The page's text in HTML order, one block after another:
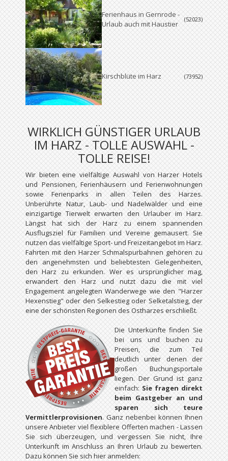
Ferienhaus in Gernrode -
Urlaub auch mit Haustier
(52023)
Kirschblüte im Harz (73952)
WIRKLICH GÜNSTIGER URLAUB
IM HARZ - TOLLE AUSWAHL -
TOLLE REISE!
Wir bieten eine vielfältige Auswahl von Harzer Hotels
und Pensionen, Ferienhäusern und Ferienwohnungen
sowie Ferienparks in allen Teilen des Harzes.
Unberührte Natur, Laub- und Nadelwälder und eine
einzigartige Tierwelt erwarten den Urlauber im Harz.
Längst hat sich der Harz zu einem spannenden
Ausflugsziel für Familien und Vereine gemausert. Sie
nutzen das vielfältige Sport- und Freizeitangebot im Harz.
Fahrten mit den Harzer Schmalspurbahnen gehören zu
den angenehmsten und beliebtesten Gelegenheiten,
den Harz zu erkunden. Wer es ursprünglicher mag,
erwandert den Harz und nutzt dazu die mit viel
Engagement angelegten Wanderwege wie den "Harzer
Hexenstieg" oder den Selkestieg oder Selketalstieg, der
eine der schönsten Regionen des Ostharzes erschließt.
Die Unterkünfte finden Sie
bei uns und buchen zu
Preisen, die zum Teil
deutlich unter denen der
großen Buchungsportale
liegen. Der Grund ist ganz
einfach: Sie fragen direkt
beim Gastgeber an und
sparen sich teure
Vermittlerprovisionen. Ganz nebenbei können Ihnen
unsere Anbieter viel flexiblere Offerten machen - Lassen
Sie sich überzeugen, und vergessen Sie nicht, Ihre
Unterkunft im Anschluss an Ihren Urlaub zu bewerten.
Dazu können Sie sich hier anmelden: